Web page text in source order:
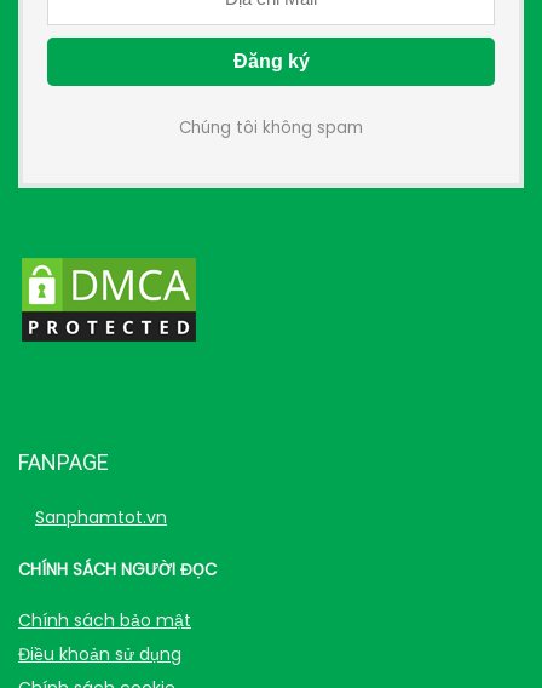
Chúng tôi không spam
FANPAGE
Sanphamtot.vn
CHÍNH SÁCH NGƯỜI ĐỌC
Chính sách bảo mật
Điều khoản sử dụng